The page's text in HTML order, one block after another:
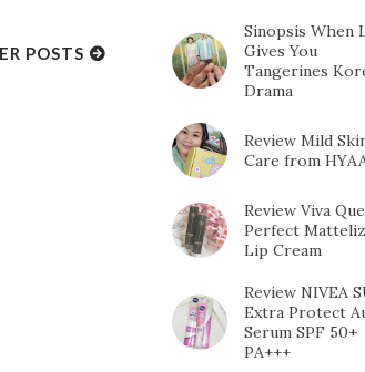
POSTS
Sinopsis When
Gives You
Tangerines
Drama
Review Mild
Care from
Review Viva
Perfect
Lip Cream
Review NIVEA
Extra Protect
Serum SPF 50+
PA+++